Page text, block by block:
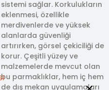
sistemi sağlar. Korkulukların
eklenmesi, özellikle
merdivenlerde ve yüksek
alanlarda güvenliği
artırırken, görsel çekiciliği de
korur. Çeşitli yüzey ve
malzemelerde mevcut olan
bu parmaklıklar, hem iç hem
de dış mekan uygulamaları